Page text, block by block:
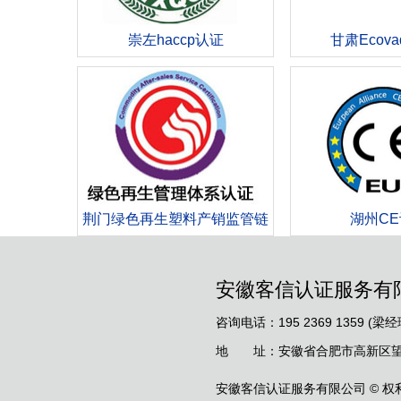
崇左haccp认证 甘肃
荆门绿色再生塑料产销监管链
认证
湖州
安徽客信认证服务有
咨询电话：195 2369 1359 (梁经
地 址：安徽省合肥市高新区望
安徽客信认证服务有限公司 © 权